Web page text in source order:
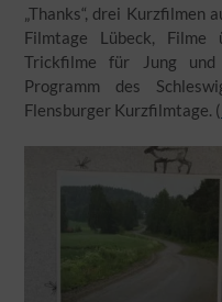
„Thanks“, drei Kurzfilmen
Filmtage Lübeck,
Trickfilme für Jung
Programm des
Flensburger Kurzfilmtage. (